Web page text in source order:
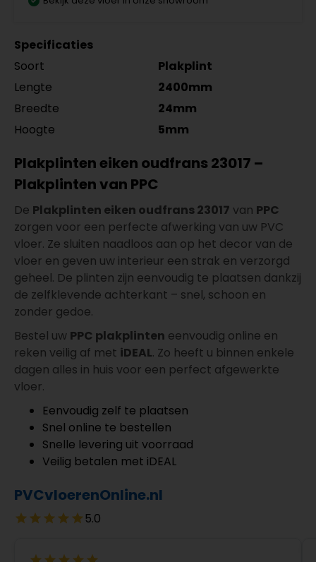
Specificaties
Soort
Plakplint
Lengte
2400mm
Breedte
24mm
Hoogte
5mm
Plakplinten eiken oudfrans 23017 –
Plakplinten van PPC
De Plakplinten eiken oudfrans 23017 van PPC
zorgen voor een perfecte afwerking van uw PVC
vloer. Ze sluiten naadloos aan op het decor van de
vloer en geven uw interieur een strak en verzorgd
geheel. De plinten zijn eenvoudig te plaatsen dankzij
de zelfklevende achterkant – snel, schoon en
zonder gedoe.
Bestel uw PPC plakplinten eenvoudig online en
reken veilig af met iDEAL. Zo heeft u binnen enkele
dagen alles in huis voor een perfect afgewerkte
vloer.
Eenvoudig zelf te plaatsen
Snel online te bestellen
Snelle levering uit voorraad
Veilig betalen met iDEAL
PVCvloerenOnline.nl
5.0